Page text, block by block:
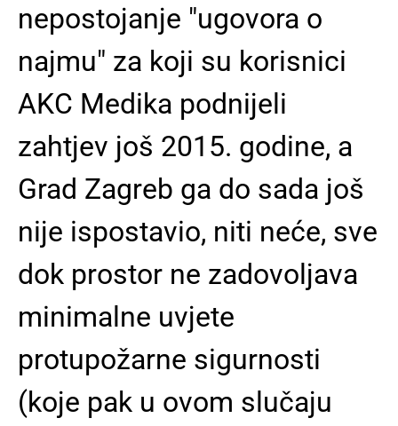
nepostojanje "ugovora o
najmu" za koji su korisnici
AKC Medika podnijeli
zahtjev još 2015. godine, a
Grad Zagreb ga do sada još
nije ispostavio, niti neće, sve
dok prostor ne zadovoljava
minimalne uvjete
protupožarne sigurnosti
(koje pak u ovom slučaju